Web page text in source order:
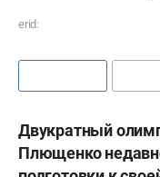
erid:
Двукратный
Плющенко